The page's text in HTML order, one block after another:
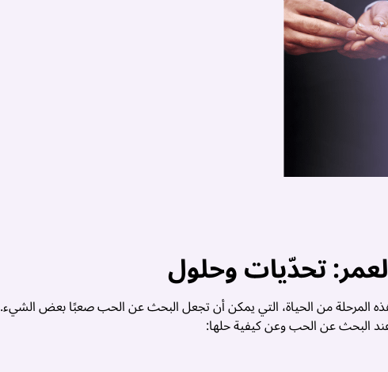
تحدّيات وحلول
المرحلة من الحياة، التي يمكن أن تجعل البحث عن الحب صعبًا بعض الشيء.
البحث عن الحب وعن كيفية حلها: